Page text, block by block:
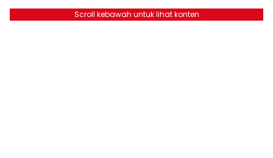
Scroll kebawah untuk lihat konten